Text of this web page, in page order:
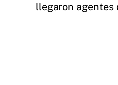
llegaron agentes